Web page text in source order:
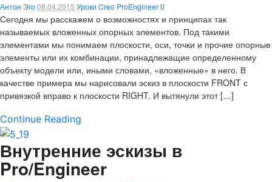
Антон Эго08.04.2015 Уроки Creo ProEngineer0
Сегодня мы расскажем о возможностях и принципах так
называемых вложенных опорных элементов. Под такими
элементами мы понимаем плоскости, оси, точки и прочие опорные
элементы или их комбинации, принадлежащие определенному
объекту модели или, иными словами, «вложенные» в него. В
качестве примера мы нарисовали эскиз в плоскости FRONT с
привязкой вправо к плоскости RIGHT. И вытянули этот […]
Continue Reading
Внутренние эскизы в
Pro/Engineer